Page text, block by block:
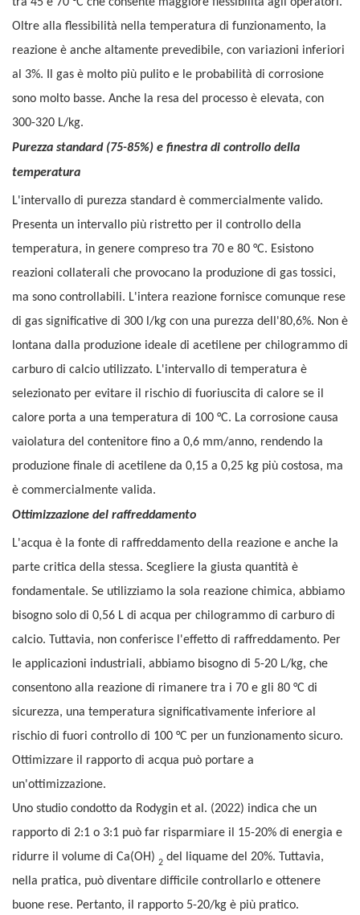
tra 45 e 70 °C che consente maggiore flessibilità agli operatori.
Oltre alla flessibilità nella temperatura di funzionamento, la
reazione è anche altamente prevedibile, con variazioni inferiori
al 3%. Il gas è molto più pulito e le probabilità di corrosione
sono molto basse. Anche la resa del processo è elevata, con
300-320 L/kg.
Purezza standard (75-85%) e finestra di controllo della
temperatura
L'intervallo di purezza standard è commercialmente valido.
Presenta un intervallo più ristretto per il controllo della
temperatura, in genere compreso tra 70 e 80 °C. Esistono
reazioni collaterali che provocano la produzione di gas tossici,
ma sono controllabili. L'intera reazione fornisce comunque rese
di gas significative di 300 l/kg con una purezza dell'80,6%. Non è
lontana dalla produzione ideale di acetilene per chilogrammo di
carburo di calcio utilizzato. L'intervallo di temperatura è
selezionato per evitare il rischio di fuoriuscita di calore se il
calore porta a una temperatura di 100 °C. La corrosione causa
vaiolatura del contenitore fino a 0,6 mm/anno, rendendo la
produzione finale di acetilene da 0,15 a 0,25 kg più costosa, ma
è commercialmente valida.
Ottimizzazione del raffreddamento
L'acqua è la fonte di raffreddamento della reazione e anche la
parte critica della stessa. Scegliere la giusta quantità è
fondamentale. Se utilizziamo la sola reazione chimica, abbiamo
bisogno solo di 0,56 L di acqua per chilogrammo di carburo di
calcio. Tuttavia, non conferisce l'effetto di raffreddamento. Per
le applicazioni industriali, abbiamo bisogno di 5-20 L/kg, che
consentono alla reazione di rimanere tra i 70 e gli 80 °C di
sicurezza, una temperatura significativamente inferiore al
rischio di fuori controllo di 100 °C per un funzionamento sicuro.
Ottimizzare il rapporto di acqua può portare a
un'ottimizzazione.
Uno studio condotto da Rodygin et al. (2022) indica che un
rapporto di 2:1 o 3:1 può far risparmiare il 15-20% di energia e
ridurre il volume di Ca(OH) 2 del liquame del 20%. Tuttavia,
nella pratica, può diventare difficile controllarlo e ottenere
buone rese. Pertanto, il rapporto 5-20/kg è più pratico.